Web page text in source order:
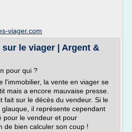
viager.com
le viager | Argent &
pour qui ?
l'immobilier, la vente en viager se
mais a encore mauvaise presse.
fait sur le décès du vendeur. Si le
il représente cependant
pour le vendeur et pour
de bien calculer son coup !